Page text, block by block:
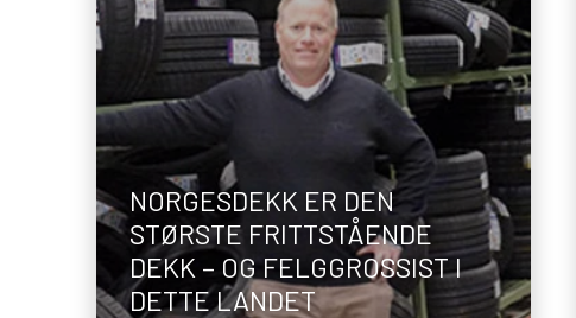
NORGESDEKK ER DEN
STØRSTE FRITTSTÅENDE
DEKK – OG FELGGROSSIST I
DETTE LANDET